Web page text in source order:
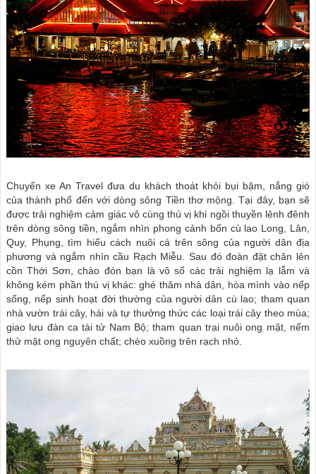
Chuyến xe An Travel đưa du khách thoát khỏi bụi bặm, nắng gió
của thành phố đến với dòng sông Tiền thơ mộng. Tại đây, bạn sẽ
được trải nghiệm cảm giác vô cùng thú vị khi ngồi thuyền lênh đênh
trên dòng sông tiền, ngắm nhìn phong cảnh bốn cù lao Long, Lân,
Quy, Phụng, tìm hiểu cách nuôi cá trên sông của người dân địa
phương và ngắm nhìn cầu Rạch Miễu. Sau đó đoàn đặt chân lên
cồn Thới Sơn, chào đón bạn là vô số các trải nghiệm lạ lẫm và
không kém phần thú vị khác: ghé thăm nhà dân, hòa mình vào nếp
sống, nếp sinh hoạt đời thường của người dân cù lao; tham quan
nhà vườn trái cây, hái và tự thưởng thức các loại trái cây theo mùa;
giao lưu đàn ca tài tử Nam Bộ; tham quan trại nuôi ong mật, nếm
thử mật ong nguyên chất; chèo xuồng trên rạch nhỏ.